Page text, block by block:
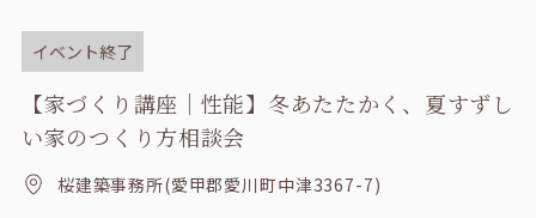
イベント終了
【家づくり講座｜性能】冬あたたかく、夏すずし
い家のつくり方相談会
桜建築事務所(愛甲郡愛川町中津3367-7)